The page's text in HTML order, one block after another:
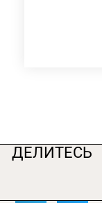
ДЕЛИТЕСЬ